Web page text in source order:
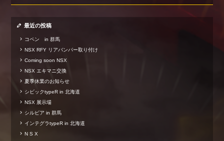
最近の投稿
コペン in 群馬
NSX RFY リアバンパー取り付け
Coming soon NSX
NSX エキマニ交換
夏季休業のお知らせ
シビックtypeR in 北海道
NSX 展示場
シルビア in 群馬
インテグラtypeR in 北海道
N S X